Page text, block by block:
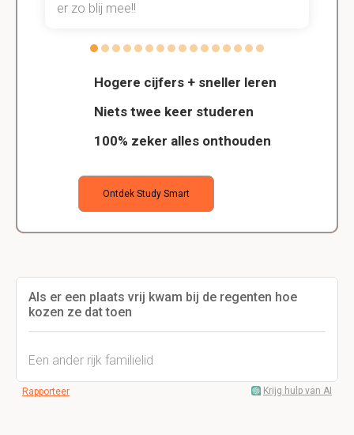
Hogere cijfers + sneller leren
Niets twee keer studeren
100% zeker alles onthouden
Ontdek Study Smart
er zo blij mee!!
Als er een plaats vrij kwam bij de regenten hoe
kozen ze dat toen
Een ander rijk familielid
Rapporteer Krijg hulp van AI